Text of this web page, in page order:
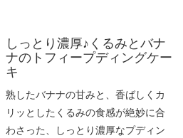
しっとり濃厚♪くるみとバナ
ナのトフィープディングケー
キ
熟したバナナの甘みと、香ばしくカ
リッとしたくるみの食感が絶妙に合
わさった、しっとり濃厚なプディン